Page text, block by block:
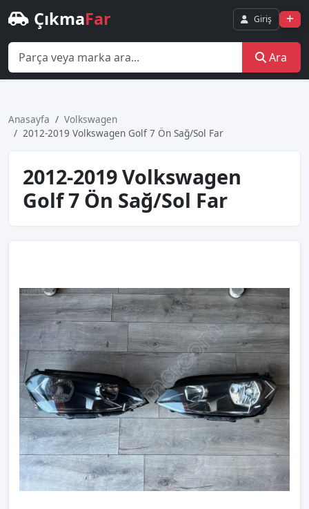
ÇıkmaFar Giriş
Ara
Anasayfa
Volkswagen
2012-2019 Volkswagen Golf 7 Ön Sağ/Sol Far
2012-2019 Volkswagen
Golf 7 Ön Sağ/Sol Far